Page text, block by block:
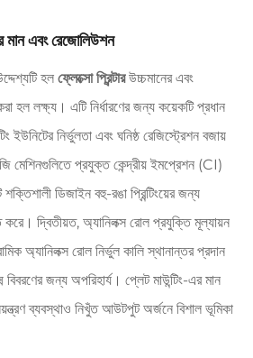
মান এবং রেজোলিউশন
হল ফ্লেক্সো প্রিন্টারউচ্চমানের এবং
হল লক্ষ্য। এটি নির্ধারণের জন্য কয়েকটি প্রধান
ইউনিটের নির্ভুলতা এবং ঘনিষ্ঠ রেজিস্ট্রেশন বজায়
মেশিনগুলিতে প্রযুক্ত কেন্দ্রীয় ইমপ্রেশন (CI)
ডিজাইন বহু-রঙা প্রিন্টিংয়ের জন্য
দ্বিতীয়ত, অ্যানিলক্স রোল প্রযুক্তি মূল্যায়ন
অ্যানিলক্স রোল নির্ভুল কালি স্থানান্তর প্রদান
জন্য অপরিহার্য। প্লেট মাউন্টিং-এর মান
ব্যবস্থাও নিখুঁত আউটপুট অর্জনে বিশাল ভূমিকা